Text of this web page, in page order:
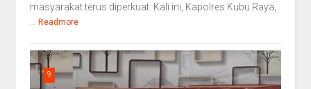
masyarakat terus diperkuat. Kali ini, Kapolres Kubu Raya,
Readmore
9